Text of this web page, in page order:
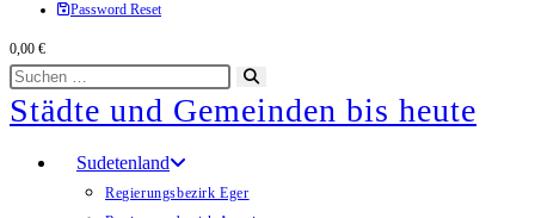
springenPassword Reset
0,00 €
Diese
Website
durchsuchen
starten
Städte und Gemeinden bis heute
Sudetenland
Regierungsbezirk Eger